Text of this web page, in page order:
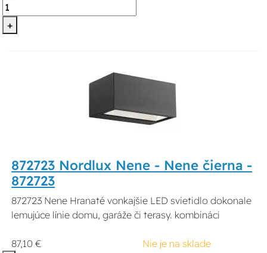
+
872723 Nordlux Nene - Nene čierna -
872723
872723 Nene Hranaté vonkajšie LED svietidlo dokonale
lemujúce línie domu, garáže či terasy. kombináci
87,10 €
Nie je na sklade